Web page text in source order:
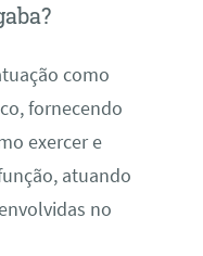
como
fornecendo
exercer e
atuando
no